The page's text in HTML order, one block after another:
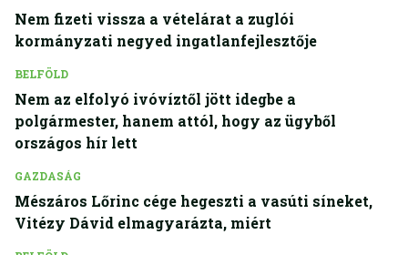
Nem fizeti vissza a vételárat a zuglói
kormányzati negyed ingatlanfejlesztője
BELFÖLD
Nem az elfolyó ivóvíztől jött idegbe a
polgármester, hanem attól, hogy az ügyből
országos hír lett
GAZDASÁG
Mészáros Lőrinc cége hegeszti a vasúti síneket,
Vitézy Dávid elmagyarázta, miért